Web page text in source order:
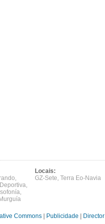
,
,
,
Locais:
GZ-Sete, Terra Eo-Navia
Commons Publicidade Director